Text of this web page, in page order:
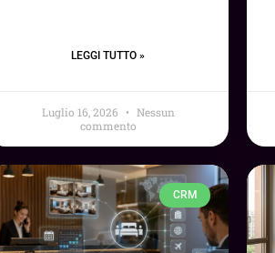
LEGGI TUTTO »
Luglio 16, 2026
Nessun
commento
CRM